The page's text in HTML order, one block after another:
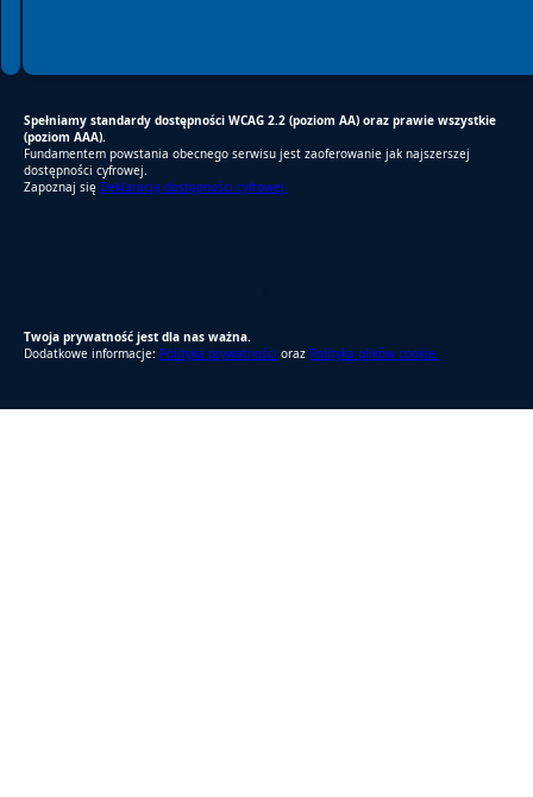
Spełniamy standardy dostępności WCAG 2.2 (poziom AA) oraz prawie wszystkie
(poziom AAA).
Fundamentem powstania obecnego serwisu jest zaoferowanie jak najszerszej
dostępności cyfrowej.
Zapoznaj się Deklaracją dostępności cyfrowej.
Twoja prywatność jest dla nas ważna.
Dodatkowe informacje: Polityka prywatności oraz Polityka plików cookie.